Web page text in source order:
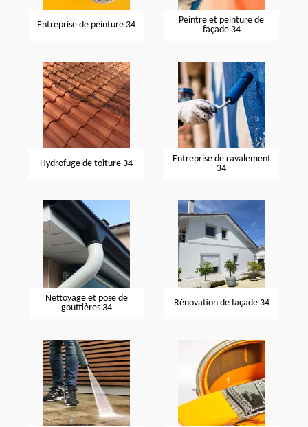
Entreprise de peinture 34
Peintre et peinture de
façade 34
Hydrofuge de toiture 34
Entreprise de ravalement
34
Nettoyage et pose de
gouttières 34
Rénovation de façade 34